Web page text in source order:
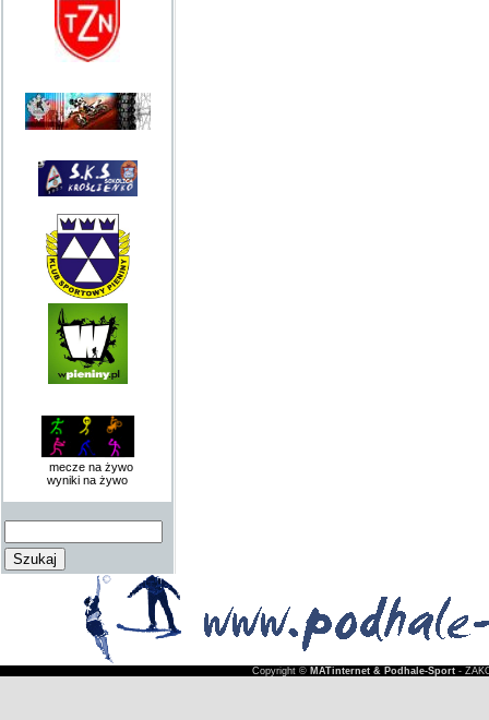
mecze na żywo
wyniki na żywo
Copyright © MATinternet & Podhale-Sport-